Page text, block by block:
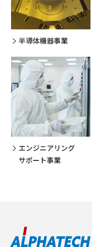
半導体機器事業
エンジニアリング
サポート事業